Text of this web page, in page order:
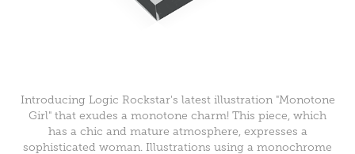
Introducing Logic Rockstar's latest illustration "Monotone
Girl" that exudes a monotone charm! This piece, which
has a chic and mature atmosphere, expresses a
sophisticated woman. Illustrations using a monochrome